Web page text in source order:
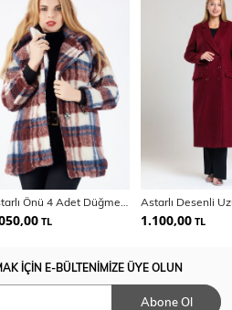
Astarlı Önü 4 Adet Düğmeli Kürk Kaban
TL 1.100,00 TL
İÇİN E-BÜLTENİMİZE ÜYE OLUN
Abone Ol